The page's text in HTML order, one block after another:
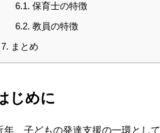
6.1. 保育士の特徴
6.2. 教員の特徴
7. まとめ
じめに
年、子どもの発達支援の一環とし